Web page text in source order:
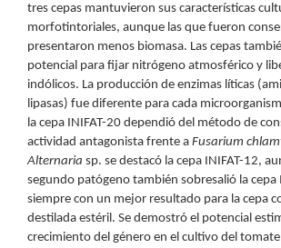
tres cepas mantuvieron sus características
morfotintoriales, aunque las que fueron
presentaron menos biomasa. Las cepas
potencial para fijar nitrógeno atmosférico y
indólicos. La producción de enzimas líticas
lipasas) fue diferente para cada
la cepa INIFAT-20 dependió del método de
actividad antagonista frente a Fusarium
Alternaria sp. se destacó la cepa INIFAT-12,
segundo patógeno también sobresalió la cepa
siempre con un mejor resultado para la cepa
destilada estéril. Se demostró el potencial
crecimiento del género en el cultivo del